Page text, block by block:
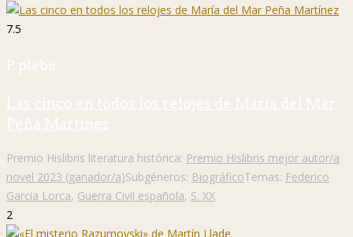
7.5
P. plebe
Las cinco en todos los relojes de María del Mar
Peña Martínez
Premio Hislibris literatura histórica: Premio Hislibris mejor autor/a
novel 2023 (ganador/a)Subgéneros: BiográficoTemas: Federico
García Lorca, Guerra Civil española, S. XX
2